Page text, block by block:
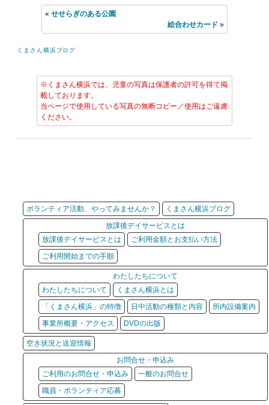
«せせらぎのある公園
絵合わせカード »
くまさん横浜ブログ
※くまさん横浜では、児童の写真は保護者の許可を得て掲
載しております。
当ページで使用している写真の無断コピー／使用はご遠慮
ください。
ボランティア活動、やってみませんか？
くまさん横浜ブログ
放課後デイサービスとは
放課後デイサービスとは
ご利用金額とお支払い方法
ご利用開始までの手順
わたしたちについて
わたしたちについて
くまさん横浜とは
「くまさん横浜」の特徴
日中活動の種類と内容
所内設備案内
事業所概要・アクセス
DVDの出版
空き状況と送迎情報
お問合せ・申込み
ご利用のお問合せ・申込み
一般のお問合せ
職員・ボランティア応募